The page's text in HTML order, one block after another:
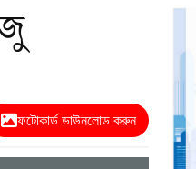
ফটোকার্ড ডাউনলোড করুন